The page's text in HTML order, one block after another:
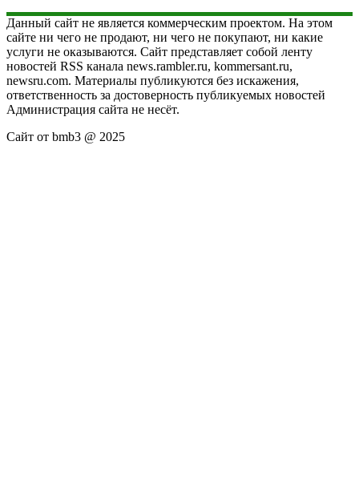
Данный сайт не является коммерческим проектом. На этом
сайте ни чего не продают, ни чего не покупают, ни какие
услуги не оказываются. Сайт представляет собой ленту
новостей RSS канала news.rambler.ru, kommersant.ru,
newsru.com. Материалы публикуются без искажения,
ответственность за достоверность публикуемых новостей
Администрация сайта не несёт.
Сайт от bmb3 @ 2025